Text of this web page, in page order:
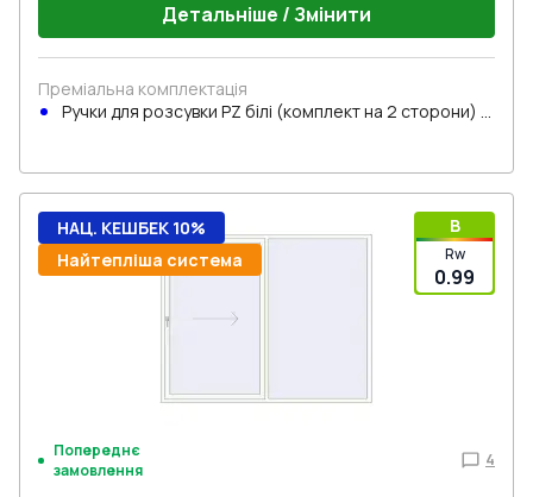
Детальніше / Змінити
Преміальна комплектація
Ручки для розсувки PZ білі (комплект на 2 сторони) з
B
Rw
0.99
НАЦ. КЕШБЕК 10%
Найтепліша система
Попереднє
замовлення
4